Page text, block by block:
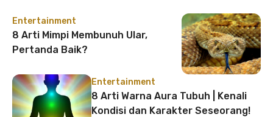
Entertainment
8 Arti Mimpi Membunuh Ular,
Pertanda Baik?
Entertainment
8 Arti Warna Aura Tubuh | Kenali
Kondisi dan Karakter Seseorang!